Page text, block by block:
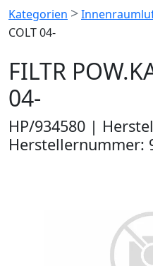
Kategorien >
COLT 04-
FILTR
04-
HP/934580 |
Herstellernummer: